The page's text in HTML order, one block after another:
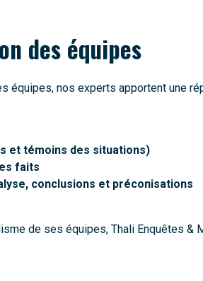
des équipes
équipes, nos experts apportent une
et témoins des situations)
faits
conclusions et préconisations
de ses équipes, Thali Enquêtes